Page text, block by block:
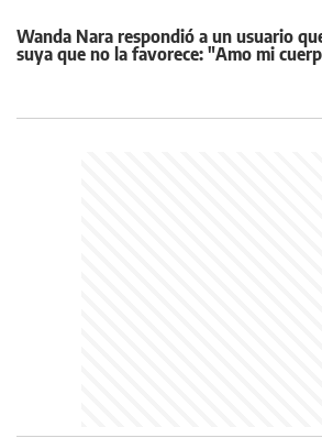
Wanda Nara respondió a un usuario
suya que no la favorece: "Amo mi